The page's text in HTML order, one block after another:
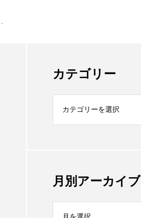
カテゴリー
月別アーカイブ